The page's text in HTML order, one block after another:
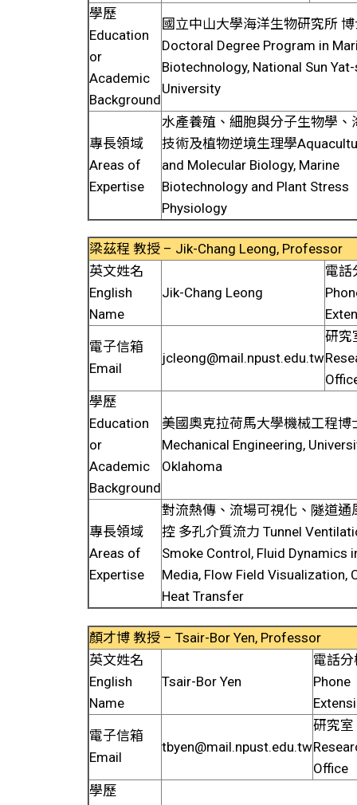
學歷
Education
or
Academic
Background
國立中山大學海洋生物研究所 博
Doctoral Degree Program in
Biotechnology, National Sun
University
專長領域
Areas of
Expertise
水產養殖、細胞與分子生物學、
技術及植物逆境生理學
and Molecular Biology, Marine
Biotechnology and Plant Stress
Physiology
梁茲程 教授 – Jik-Chang Leong, Professor
英文姓名
English
Name
Jik-Chang Leong
電話
電子信箱
Email
jcleong@mail.npust.edu.tw
研究
學歷
Education
or
Academic
Background
美國奧克拉荷馬大學機械工程博
Mechanical Engineering,
Oklahoma
專長領域
Areas of
Expertise
對流熱傳、流場可視化、隧道通
控 多孔介質流力 Tunnel
Smoke Control, Fluid Dynamics
Media, Flow Field Visualization,
Heat Transfer
顏才博 教授 – Tsair-Bor Yen, Professor
英文姓名
English
Name
Tsair-Bor Yen
電話分
Phone
電子信箱
Email
tbyen@mail.npust.edu.tw
研究室
Office
學歷